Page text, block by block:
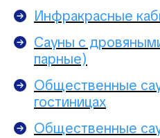
Инфракрасные
Сауны с
парные)
Общественные
гостиницах
Общественные